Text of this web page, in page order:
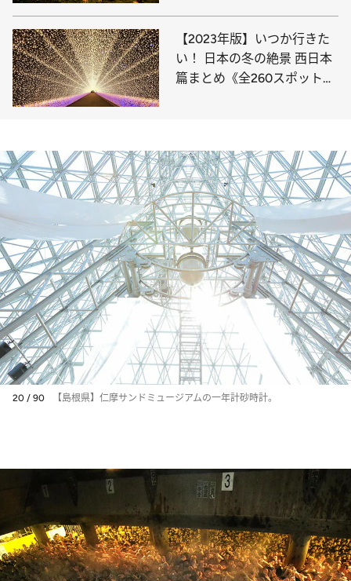
【2023年版】いつか行きた
い！ 日本の冬の絶景 西日本
篇まとめ《全260スポット》
20 / 90 【島根県】仁摩サンドミュージアムの一年計砂時計。